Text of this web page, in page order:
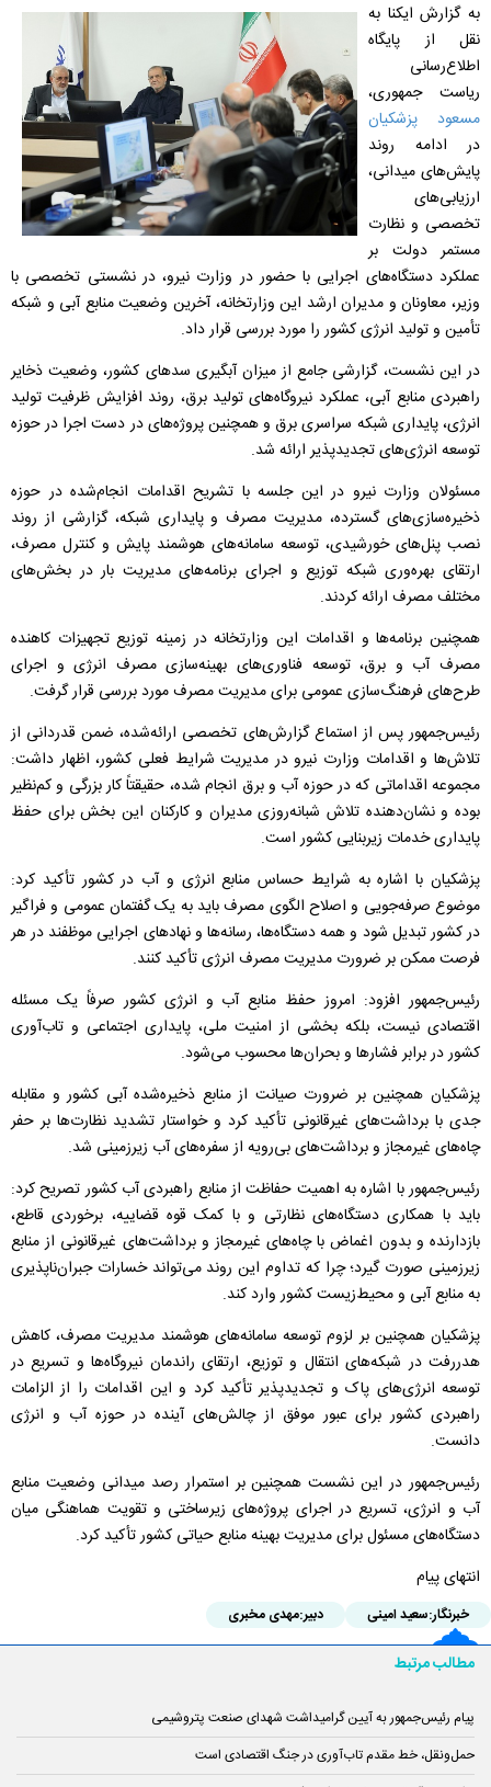
به گزارش ایکنا به
نقل از پایگاه
اطلاع‌رسانی
ریاست جمهوری،
مسعود پزشکیان
در ادامه روند
پایش‌های میدانی،
ارزیابی‌های
تخصصی و نظارت
مستمر دولت بر
عملکرد دستگاه‌های اجرایی با حضور در وزارت نیرو، در نشستی تخصصی با
وزیر، معاونان و مدیران ارشد این وزارتخانه، آخرین وضعیت منابع آبی و شبکه
تأمین و تولید انرژی کشور را مورد بررسی قرار داد.
در این نشست، گزارشی جامع از میزان آبگیری سدهای کشور، وضعیت ذخایر
راهبردی منابع آبی، عملکرد نیروگاه‌های تولید برق، روند افزایش ظرفیت تولید
انرژی، پایداری شبکه سراسری برق و همچنین پروژه‌های در دست اجرا در حوزه
توسعه انرژی‌های تجدیدپذیر ارائه شد.
مسئولان وزارت نیرو در این جلسه با تشریح اقدامات انجام‌شده در حوزه
ذخیره‌سازی‌های گسترده، مدیریت مصرف و پایداری شبکه، گزارشی از روند
نصب پنل‌های خورشیدی، توسعه سامانه‌های هوشمند پایش و کنترل مصرف،
ارتقای بهره‌وری شبکه توزیع و اجرای برنامه‌های مدیریت بار در بخش‌های
مختلف مصرف ارائه کردند.
همچنین برنامه‌ها و اقدامات این وزارتخانه در زمینه توزیع تجهیزات کاهنده
مصرف آب و برق، توسعه فناوری‌های بهینه‌سازی مصرف انرژی و اجرای
طرح‌های فرهنگ‌سازی عمومی برای مدیریت مصرف مورد بررسی قرار گرفت.
رئیس‌جمهور پس از استماع گزارش‌های تخصصی ارائه‌شده، ضمن قدردانی از
تلاش‌ها و اقدامات وزارت نیرو در مدیریت شرایط فعلی کشور، اظهار داشت:
مجموعه اقداماتی که در حوزه آب و برق انجام شده، حقیقتاً کار بزرگی و کم‌نظیر
بوده و نشان‌دهنده تلاش شبانه‌روزی مدیران و کارکنان این بخش برای حفظ
پایداری خدمات زیربنایی کشور است.
پزشکیان با اشاره به شرایط حساس منابع انرژی و آب در کشور تأکید کرد:
موضوع صرفه‌جویی و اصلاح الگوی مصرف باید به یک گفتمان عمومی و فراگیر
در کشور تبدیل شود و همه دستگاه‌ها، رسانه‌ها و نهادهای اجرایی موظفند در هر
فرصت ممکن بر ضرورت مدیریت مصرف انرژی تأکید کنند.
رئیس‌جمهور افزود: امروز حفظ منابع آب و انرژی کشور صرفاً یک مسئله
اقتصادی نیست، بلکه بخشی از امنیت ملی، پایداری اجتماعی و تاب‌آوری
کشور در برابر فشارها و بحران‌ها محسوب می‌شود.
پزشکیان همچنین بر ضرورت صیانت از منابع ذخیره‌شده آبی کشور و مقابله
جدی با برداشت‌های غیرقانونی تأکید کرد و خواستار تشدید نظارت‌ها بر حفر
چاه‌های غیرمجاز و برداشت‌های بی‌رویه از سفره‌های آب زیرزمینی شد.
رئیس‌جمهور با اشاره به اهمیت حفاظت از منابع راهبردی آب کشور تصریح کرد:
باید با همکاری دستگاه‌های نظارتی و با کمک قوه قضاییه، برخوردی قاطع،
بازدارنده و بدون اغماض با چاه‌های غیرمجاز و برداشت‌های غیرقانونی از منابع
زیرزمینی صورت گیرد؛ چرا که تداوم این روند می‌تواند خسارات جبران‌ناپذیری
به منابع آبی و محیط‌زیست کشور وارد کند.
پزشکیان همچنین بر لزوم توسعه سامانه‌های هوشمند مدیریت مصرف، کاهش
هدررفت در شبکه‌های انتقال و توزیع، ارتقای راندمان نیروگاه‌ها و تسریع در
توسعه انرژی‌های پاک و تجدیدپذیر تأکید کرد و این اقدامات را از الزامات
راهبردی کشور برای عبور موفق از چالش‌های آینده در حوزه آب و انرژی
دانست.
رئیس‌جمهور در این نشست همچنین بر استمرار رصد میدانی وضعیت منابع
آب و انرژی، تسریع در اجرای پروژه‌های زیرساختی و تقویت هماهنگی میان
دستگاه‌های مسئول برای مدیریت بهینه منابع حیاتی کشور تأکید کرد.
انتهای پیام
خبرنگار:سعید امینی دبیر:مهدی مخبری
مطالب مرتبط
پیام رئیس‌جمهور به آیین گرامیداشت شهدای صنعت پتروشیمی
حمل‌ونقل، خط مقدم تاب‌آوری در جنگ اقتصادی است